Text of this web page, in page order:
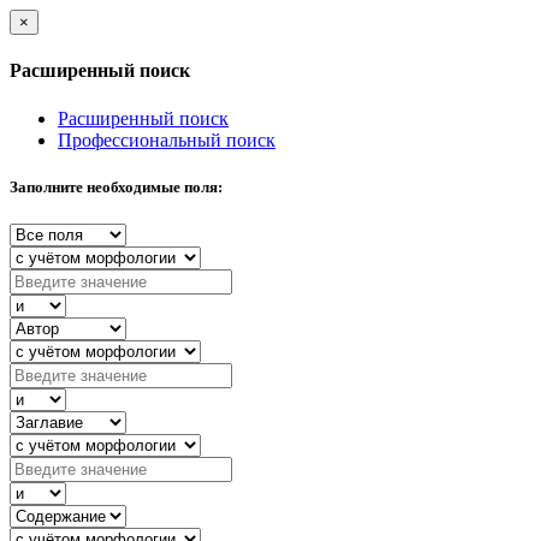
×
Расширенный поиск
Расширенный поиск
Профессиональный поиск
Заполните необходимые поля: